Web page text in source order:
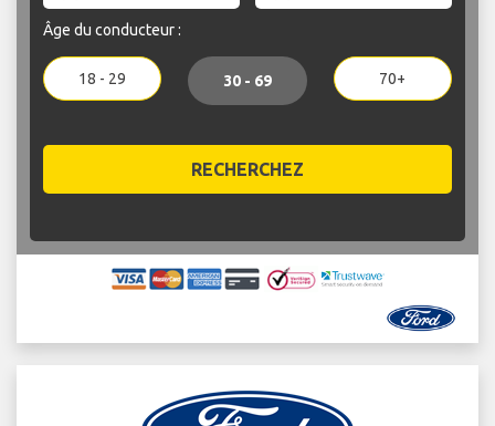
Âge du conducteur :
18 - 29 30 - 69 70+
RECHERCHEZ